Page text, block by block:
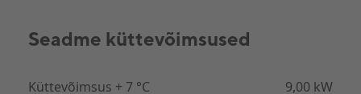
Seadme küttevõimsused
Küttevõimsus + 7 °C
9,00 kW